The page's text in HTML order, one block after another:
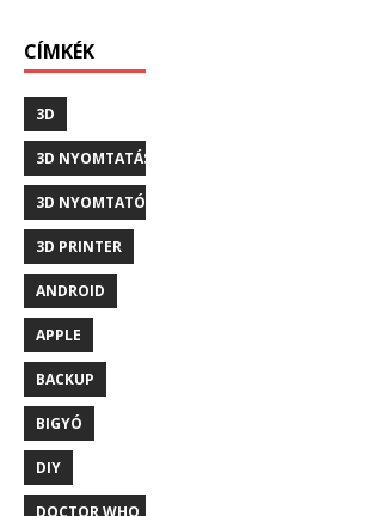
CÍMKÉK
3D
3D NYOMTATÁS
3D NYOMTATÓ
3D PRINTER
ANDROID
APPLE
BACKUP
BIGYÓ
DIY
DOCTOR WHO